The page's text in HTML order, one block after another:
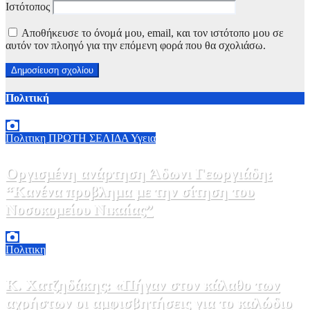
Ιστότοπος
Αποθήκευσε το όνομά μου, email, και τον ιστότοπο μου σε
αυτόν τον πλοηγό για την επόμενη φορά που θα σχολιάσω.
Πολιτική
Πολιτικη ΠΡΩΤΗ ΣΕΛΙΔΑ Υγεια
Οργισμένη ανάρτηση Άδωνι Γεωργιάδη:
“Κανένα προβλημα με την σίτηση του
Νοσοκομείου Νικαίας”
Πολιτικη
Κ. Χατζηδάκης: «Πήγαν στον κάλαθο των
αχρήστων οι αμφισβητήσεις για το καλώδιο